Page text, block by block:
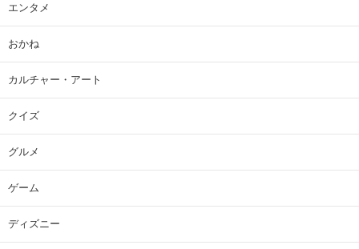
エンタメ
おかね
カルチャー・アート
クイズ
グルメ
ゲーム
ディズニー